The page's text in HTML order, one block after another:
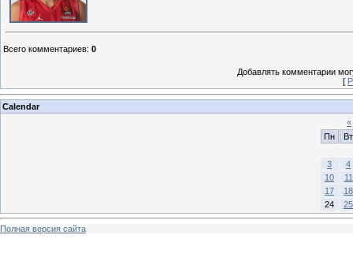
Всего комментариев: 0
Добавлять комментарии
[
Calendar
«
Пн
Вт
3
4
10
11
17
18
24
25
Полная версия сайта